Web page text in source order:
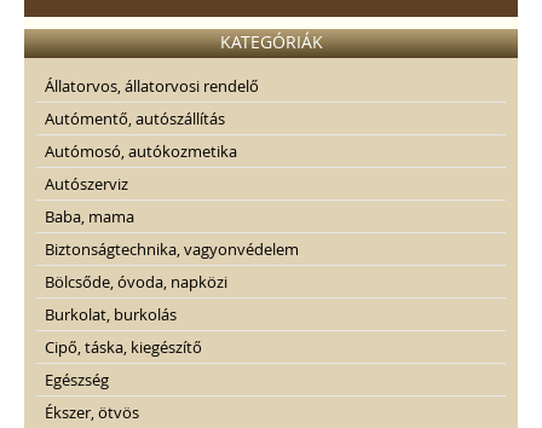
KATEGÓRIÁK
Állatorvos, állatorvosi rendelő
Autómentő, autószállítás
Autómosó, autókozmetika
Autószerviz
Baba, mama
Biztonságtechnika, vagyonvédelem
Bölcsőde, óvoda, napközi
Burkolat, burkolás
Cipő, táska, kiegészítő
Egészség
Ékszer, ötvös